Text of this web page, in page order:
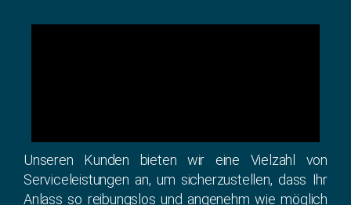
Unseren Kunden bieten wir eine Vielzahl von
Serviceleistungen an, um sicherzustellen, dass Ihr
Anlass so reibungslos und angenehm wie möglich